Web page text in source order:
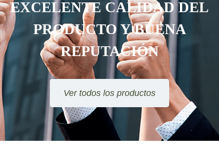
EXCELENTE CALIDAD DEL
PRODUCTO Y BUENA
REPUTACIÓN
Ver todos los productos